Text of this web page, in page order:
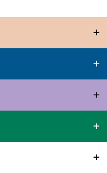
+
+
+
+
+